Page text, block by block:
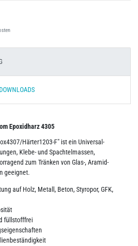
Epoxidharz 4305
Härter1203-F" ist ein Universal-
Klebe- und Spachtelmassen,
zum Tränken von Glas-, Aramid-
geeignet.
auf Holz, Metall, Beton, Styropor, GFK,
füllstofffrei